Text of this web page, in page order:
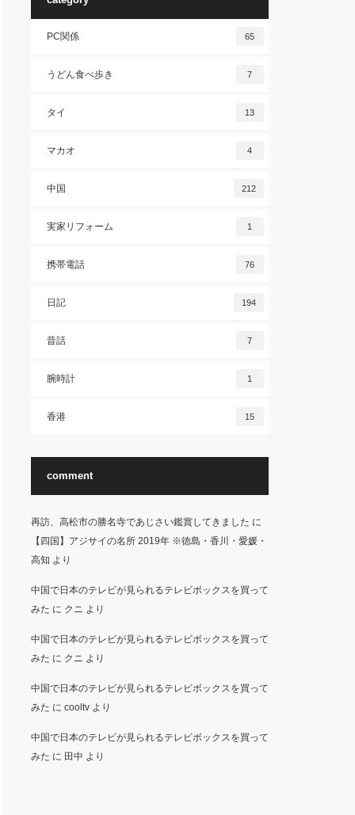
PC関係 65
うどん食べ歩き 7
タイ 13
マカオ 4
中国 212
実家リフォーム 1
携帯電話 76
日記 194
昔話 7
腕時計 1
香港 15
comment
再訪、高松市の勝名寺であじさい鑑賞してきました に
【四国】アジサイの名所 2019年 ※徳島・香川・愛媛・
高知 より
中国で日本のテレビが見られるテレビボックスを買って
みた に クニ より
中国で日本のテレビが見られるテレビボックスを買って
みた に クニ より
中国で日本のテレビが見られるテレビボックスを買って
みた に cooltvより
中国で日本のテレビが見られるテレビボックスを買って
みた に 田中 より